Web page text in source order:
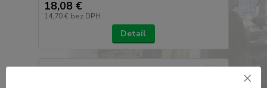
18,08 €
14,70 € bez DPH
Detail